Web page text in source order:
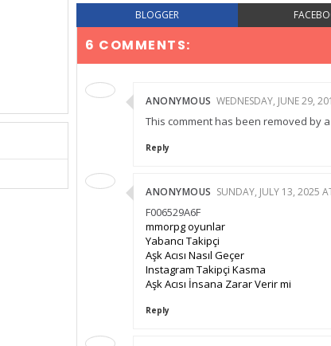
BLOGGER
6 COMMENTS:
ANONYMOUS WEDNESDAY, JUNE 29,
This comment has been removed by
Reply
ANONYMOUS SUNDAY, JULY 13, 2025
F006529A6F
mmorpg oyunlar
Yabancı Takipçi
Aşk Acısı Nasıl Geçer
Instagram Takipçi Kasma
Aşk Acısı İnsana Zarar Verir mi
Reply